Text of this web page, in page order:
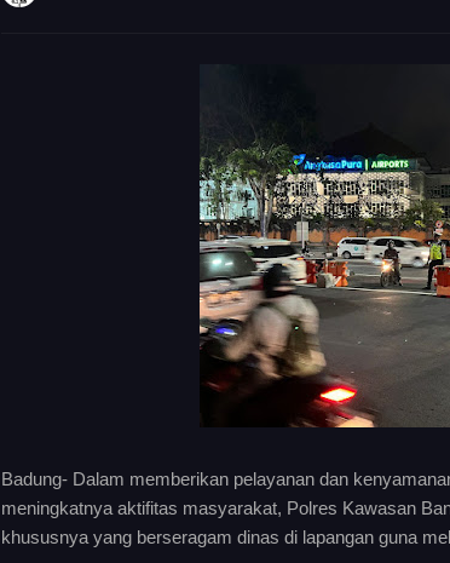
Badung- Dalam memberikan pelayanan dan
meningkatnya aktifitas masyarakat, Polres Kawasan
khususnya yang berseragam dinas di lapangan guna